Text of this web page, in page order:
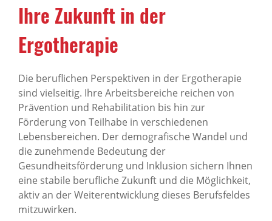
Ihre Zukunft in der
Ergotherapie
Die beruflichen Perspektiven in der Ergotherapie
sind vielseitig. Ihre Arbeitsbereiche reichen von
Prävention und Rehabilitation bis hin zur
Förderung von Teilhabe in verschiedenen
Lebensbereichen. Der demografische Wandel und
die zunehmende Bedeutung der
Gesundheitsförderung und Inklusion sichern Ihnen
eine stabile berufliche Zukunft und die Möglichkeit,
aktiv an der Weiterentwicklung dieses Berufsfeldes
mitzuwirken.